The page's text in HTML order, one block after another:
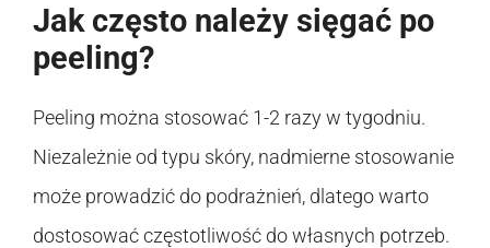
Jak często należy sięgać po
peeling?
Peeling można stosować 1-2 razy w tygodniu.
Niezależnie od typu skóry, nadmierne stosowanie
może prowadzić do podrażnień, dlatego warto
dostosować częstotliwość do własnych potrzeb.